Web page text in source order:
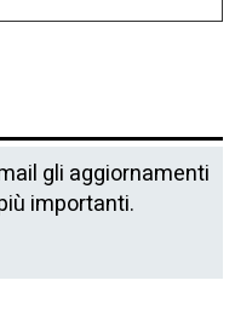
gli aggiornamenti
importanti.